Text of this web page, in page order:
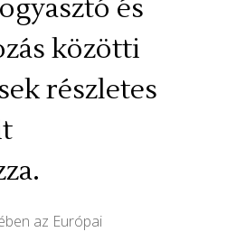
és
közötti
részletes
az Európai